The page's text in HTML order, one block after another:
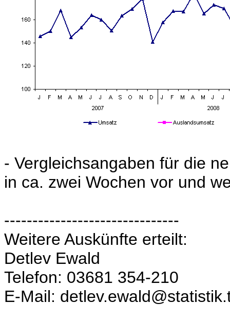
- Vergleichsangaben für die
in ca. zwei Wochen vor und
-------------------------------
Weitere Auskünfte erteilt:
Detlev Ewald
Telefon: 03681 354-210
E-Mail: